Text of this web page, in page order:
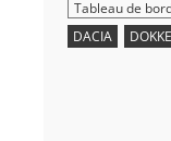
Tableau de
DACIA